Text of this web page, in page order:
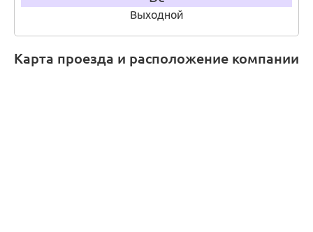
Выходной
Карта проезда и расположение компании